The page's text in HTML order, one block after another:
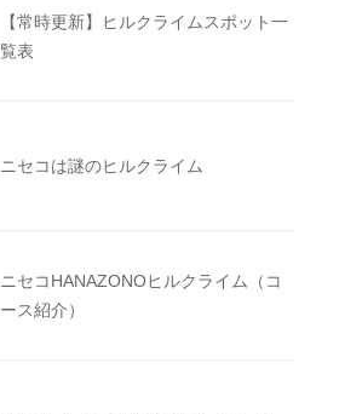
【常時更新】ヒルクライムスポット一
覧表
ニセコは謎のヒルクライム
ニセコHANAZONOヒルクライム（コ
ース紹介）